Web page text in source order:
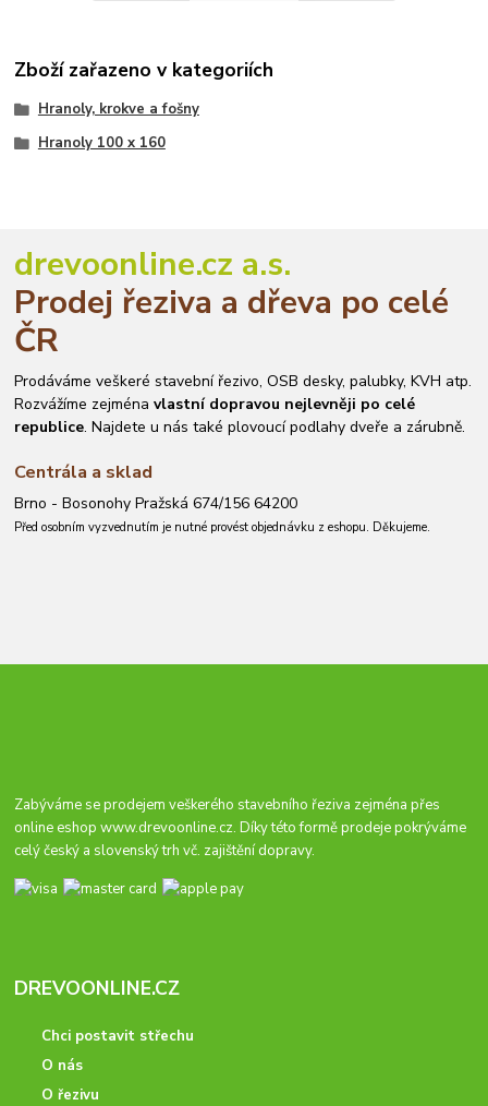
Zboží zařazeno v kategoriích
Hranoly, krokve a fošny
Hranoly 100 x 160
drevoonline.cz a.s.
Prodej řeziva a dřeva po celé
ČR
Prodáváme veškeré stavební řezivo, OSB desky, palubky, KVH atp.
Rozvážíme zejménavlastní dopravou nejlevněji po celé
republice. Najdete u nás také plovoucí podlahy dveře a zárubně.
Centrála a sklad
Brno - Bosonohy Pražská 674/156 64200
Před osobním vyzvednutím je nutné provést objednávku z eshopu. Děkujeme.
Zabýváme se prodejem veškerého stavebního řeziva zejména přes
online eshopwww.drevoonline.cz. Díky této formě prodeje pokrýváme
celý český a slovenský trh vč. zajištění dopravy.
DREVOONLINE.CZ
Chci postavit střechu
O nás
O řezivu